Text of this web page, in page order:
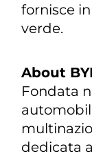
fornisce
verde.
About
Fondata
dedicata